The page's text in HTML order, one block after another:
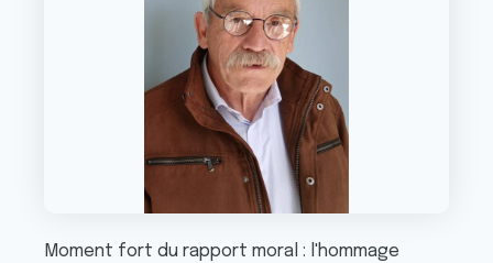
Moment fort du rapport moral : l'hommage